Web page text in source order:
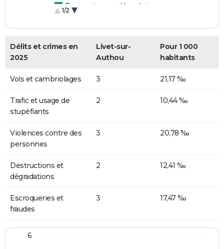
Destructions et dégradations
1/2
Délits et crimes en
2025
Livet-sur-
Authou
Pour 1 000
habitants
Vols et cambriolages 3 21,17 ‰
Trafic et usage de
stupéfiants
2 10,44 ‰
Violences contre des
personnes
3 20,78 ‰
Destructions et
dégradations
2 12,41 ‰
Escroqueries et
fraudes
3 17,47 ‰
6